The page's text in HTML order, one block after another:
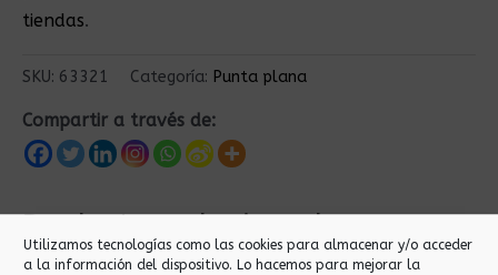
Utilizamos tecnologías como las cookies para almacenar y/o acceder
a la información del dispositivo. Lo hacemos para mejorar la
tiendas.
SKU: 63321 Categoría: Punta plana
Compartir a través de:
Productos relacionados